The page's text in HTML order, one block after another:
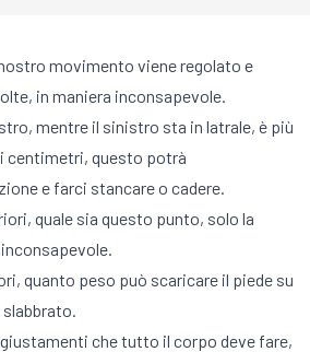
movimento viene regolato e
in maniera inconsapevole.
mentre il sinistro sta in latrale, è più
centimetri, questo potrà
e farci stancare o cadere.
quale sia questo punto, solo la
quanto peso può scaricare il piede su
che tutto il corpo deve fare,